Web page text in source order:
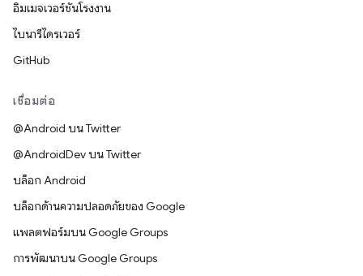
อิมเมจเวอร์ชันโรงงาน
ไบนารีไดรเวอร์
GitHub
เชื่อมต่อ
@Android บน Twitter
@AndroidDev บน Twitter
บล็อก Android
บล็อกด้านความปลอดภัยของ Google
แพลตฟอร์มบน Google Groups
การพัฒนาบน Google Groups